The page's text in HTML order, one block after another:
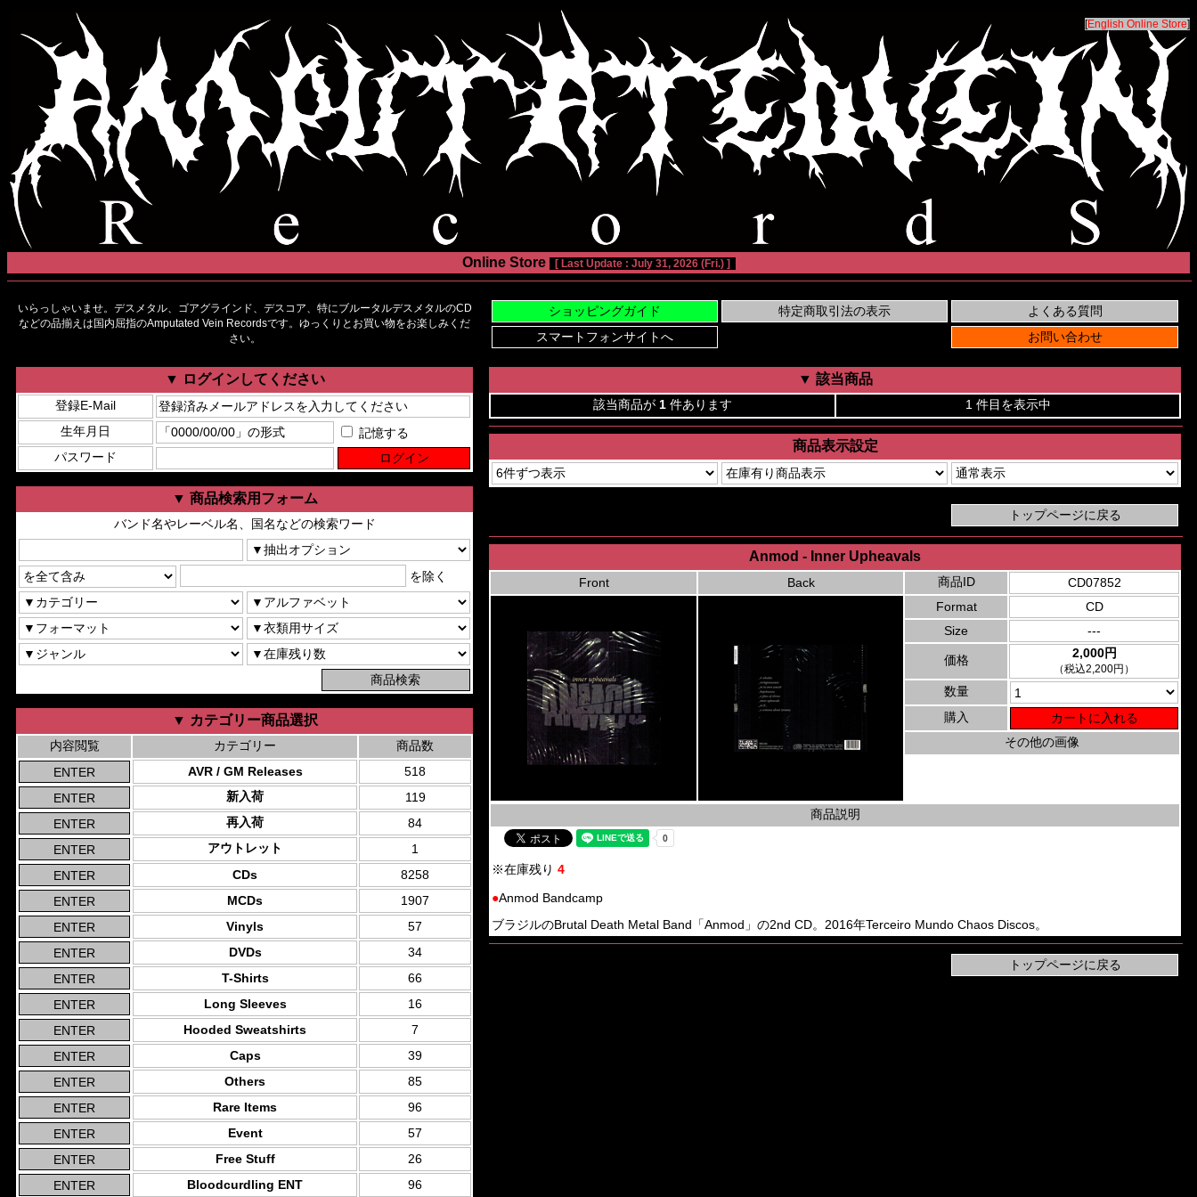
[English Online Store]
Online Store [ Last Update : July 31, 2026 (Fri.) ]
いらっしゃいませ。デスメタル、ゴアグラインド、デスコア、特にブルータルデスメタルのCD
などの品揃えは国内屈指のAmputated Vein Recordsです。ゆっくりとお買い物をお楽しみくだ
さい。
▼ ログインしてください
登録E-Mail
生年月日
記憶する
パスワード
▼ 商品検索用フォーム
バンド名やレーベル名、国名などの検索ワード
を除く
▼ カテゴリー商品選択
内容閲覧 カテゴリー
商品数
AVR / GM Releases
518
新入荷
119
再入荷
84
アウトレット
1
CDs
8258
MCDs
1907
Vinyls
57
DVDs
34
T-Shirts
66
Long Sleeves
16
Hooded Sweatshirts
7
Caps
39
Others
85
Rare Items
96
Event
57
Free Stuff
26
Bloodcurdling ENT
96
▼ 該当商品
該当商品が 1 件あります 1 件目を表示中
商品表示設定
Anmod - Inner Upheavals
Front Back 商品ID
CD07852
Format
CD
Size
---
価格 2,000円
（税込2,200円）
数量
購入
その他の画像
商品説明
※在庫残り 4
●Anmod Bandcamp
ブラジルのBrutal Death Metal Band「Anmod」の2nd CD。2016年Terceiro Mundo Chaos Discos。